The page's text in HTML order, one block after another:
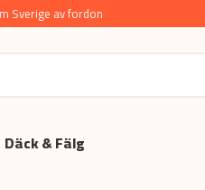
Sverige av fordon
Däck & Fälg